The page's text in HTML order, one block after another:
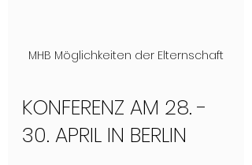
MHB Möglichkeiten der Elternschaft
KONFERENZ AM 28. -
30. APRIL IN BERLIN